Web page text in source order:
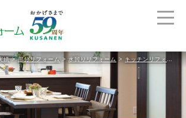
績>部分リフォーム > 水回りリフォーム > キッチンリフォーム